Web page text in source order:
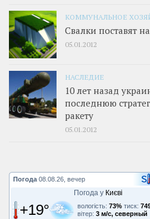
КОММУНАЛЬНОЕ
Свалки поставят
05.01.2012
НАСЛЕДИЕ
10 лет назад
последнюю
ракету
05.01.2012
Погода 08.08.26, вечер
Погода у Києві
+19° вологість: 73% тиск:
вітер: 3 м/с, северный